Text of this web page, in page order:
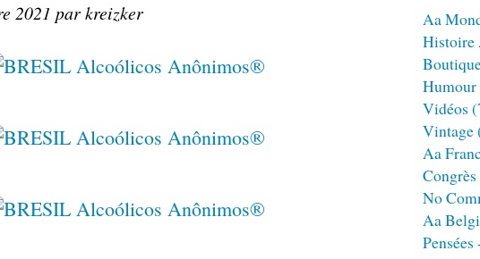
2021 par kreizker Aa
Histoire
Humour
Vidéos
Vintage
Aa
No
Aa